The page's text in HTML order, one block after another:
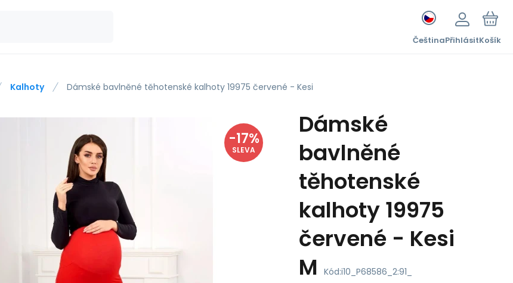
ČeštinaPřihlásitKošík
Kalhoty Dámské bavlněné těhotenské kalhoty 19975 červené - Kesi
-17%
SLEVA
Dámské
bavlněné
těhotenské
kalhoty 19975
červené - Kesi
M Kód:i10_P68586_2:91_